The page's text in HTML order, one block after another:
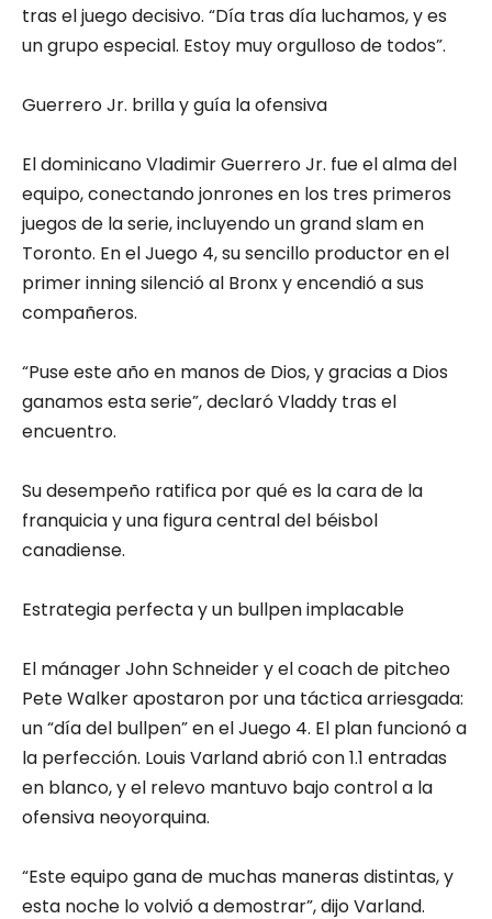
tras el juego decisivo. “Día tras día luchamos, y es
un grupo especial. Estoy muy orgulloso de todos”.
Guerrero Jr. brilla y guía la ofensiva
El dominicano Vladimir Guerrero Jr. fue el alma del
equipo, conectando jonrones en los tres primeros
juegos de la serie, incluyendo un grand slam en
Toronto. En el Juego 4, su sencillo productor en el
primer inning silenció al Bronx y encendió a sus
compañeros.
“Puse este año en manos de Dios, y gracias a Dios
ganamos esta serie”, declaró Vladdy tras el
encuentro.
Su desempeño ratifica por qué es la cara de la
franquicia y una figura central del béisbol
canadiense.
Estrategia perfecta y un bullpen implacable
El mánager John Schneider y el coach de pitcheo
Pete Walker apostaron por una táctica arriesgada:
un “día del bullpen” en el Juego 4. El plan funcionó a
la perfección. Louis Varland abrió con 1.1 entradas
en blanco, y el relevo mantuvo bajo control a la
ofensiva neoyorquina.
“Este equipo gana de muchas maneras distintas, y
esta noche lo volvió a demostrar”, dijo Varland.